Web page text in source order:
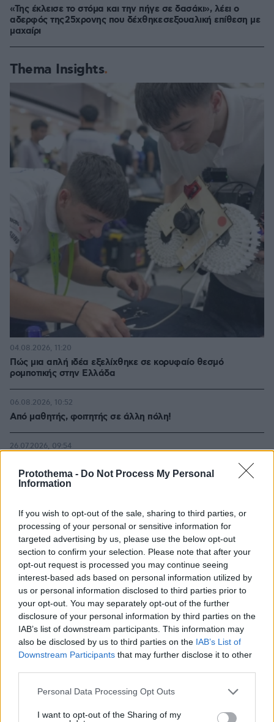
Protothema - Do Not Process My Personal
Information
If you wish to opt-out of the sale, sharing to third parties, or
processing of your personal or sensitive information for
targeted advertising by us, please use the below opt-out
section to confirm your selection. Please note that after your
opt-out request is processed you may continue seeing
interest-based ads based on personal information utilized by
us or personal information disclosed to third parties prior to
your opt-out. You may separately opt-out of the further
disclosure of your personal information by third parties on the
IAB’s list of downstream participants. This information may
also be disclosed by us to third parties on the IAB’s List of
Downstream Participants that may further disclose it to other
Please note that this website/app uses one or more Google
not limited to your visit or usage behaviour. You may click to
Personal Data Processing Opt Outs
I want to opt-out of the Sharing of my
«Της έκλεισε το στόμα και την πήγε σε δασάκι», λέει ο
αδερφός της 25χρονης που δέχθηκε σεξουαλική επίθεση με
μαχαίρι
Thema Insights
Πώς μια απλή ιδέα εξελίχθηκε σε κορυφαίο θεσμό
ρομποτικής στην Ελλάδα
04.08.2026, 11:20
Από μαθητής, φοιτητής σε άλλη πόλη!
06.08.2026, 10:52
Επαγγελματική Εκπαίδευση & Εξειδίκευση: Το Mοντέλο που
σε Bάζει στην Aγορά Eργασίας
26.07.2026, 09:54
ΡΟΗ ΕΙΔΗΣΕΩΝ
Ειδήσεις Δημοφιλή Σχολιασμένα
Πώς θα καταλάβετε ότι τα μαλλιά σας αρχίζουν να
αραιώνουν
πριν 13 λεπτά
Δείτε τους λόγους που ένας σκύλος θέλει να τρώει
μόνο βράδυ
πριν 13 λεπτά
πριν 15 λεπτά
Γεωργιάδης για την επίθεση σε νοσηλεύτρια στον
Ερυθρό Σταυρό: Κάτω τα χέρια από το προσωπικό του
πριν 16 λεπτά